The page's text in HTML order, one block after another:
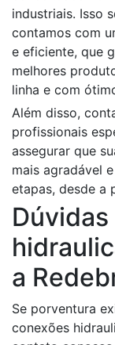
industriais. Isso
contamos com
e eficiente, que
melhores
linha e com
Além disso,
profissionais
assegurar que
mais agradável
etapas, desde a
a
Se porventura
conexões